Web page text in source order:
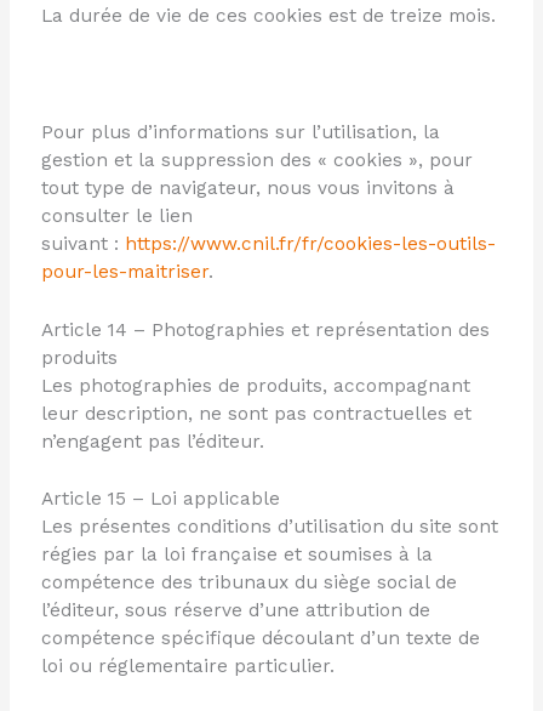
La durée de vie de ces cookies est de treize mois.
Pour plus d’informations sur l’utilisation, la
gestion et la suppression des « cookies », pour
tout type de navigateur, nous vous invitons à
consulter le lien
suivant : https://www.cnil.fr/fr/cookies-les-outils-
pour-les-maitriser.
Article 14 – Photographies et représentation des
produits
Les photographies de produits, accompagnant
leur description, ne sont pas contractuelles et
n’engagent pas l’éditeur.
Article 15 – Loi applicable
Les présentes conditions d’utilisation du site sont
régies par la loi française et soumises à la
compétence des tribunaux du siège social de
l’éditeur, sous réserve d’une attribution de
compétence spécifique découlant d’un texte de
loi ou réglementaire particulier.